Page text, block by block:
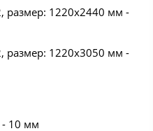
размер: 1220х2440 мм -
размер: 1220х3050 мм -
- 10 мм